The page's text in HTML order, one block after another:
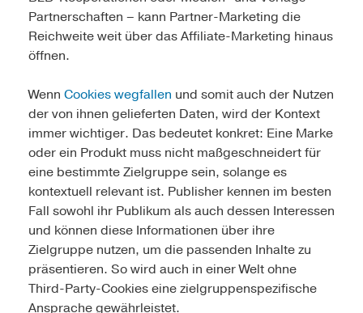
Partnerschaften – kann Partner-Marketing die
Reichweite weit über das Affiliate-Marketing hinaus
öffnen.
Wenn Cookies wegfallen und somit auch der Nutzen
der von ihnen gelieferten Daten, wird der Kontext
immer wichtiger. Das bedeutet konkret: Eine Marke
oder ein Produkt muss nicht maßgeschneidert für
eine bestimmte Zielgruppe sein, solange es
kontextuell relevant ist. Publisher kennen im besten
Fall sowohl ihr Publikum als auch dessen Interessen
und können diese Informationen über ihre
Zielgruppe nutzen, um die passenden Inhalte zu
präsentieren. So wird auch in einer Welt ohne
Third-Party-Cookies eine zielgruppenspezifische
Ansprache gewährleistet.